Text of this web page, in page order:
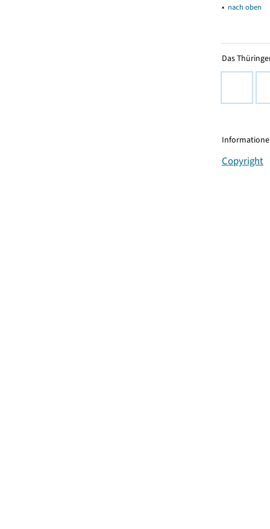
▴ nach oben
Das
Copyright